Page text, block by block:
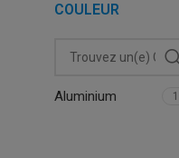
COULEUR
Aluminium 1